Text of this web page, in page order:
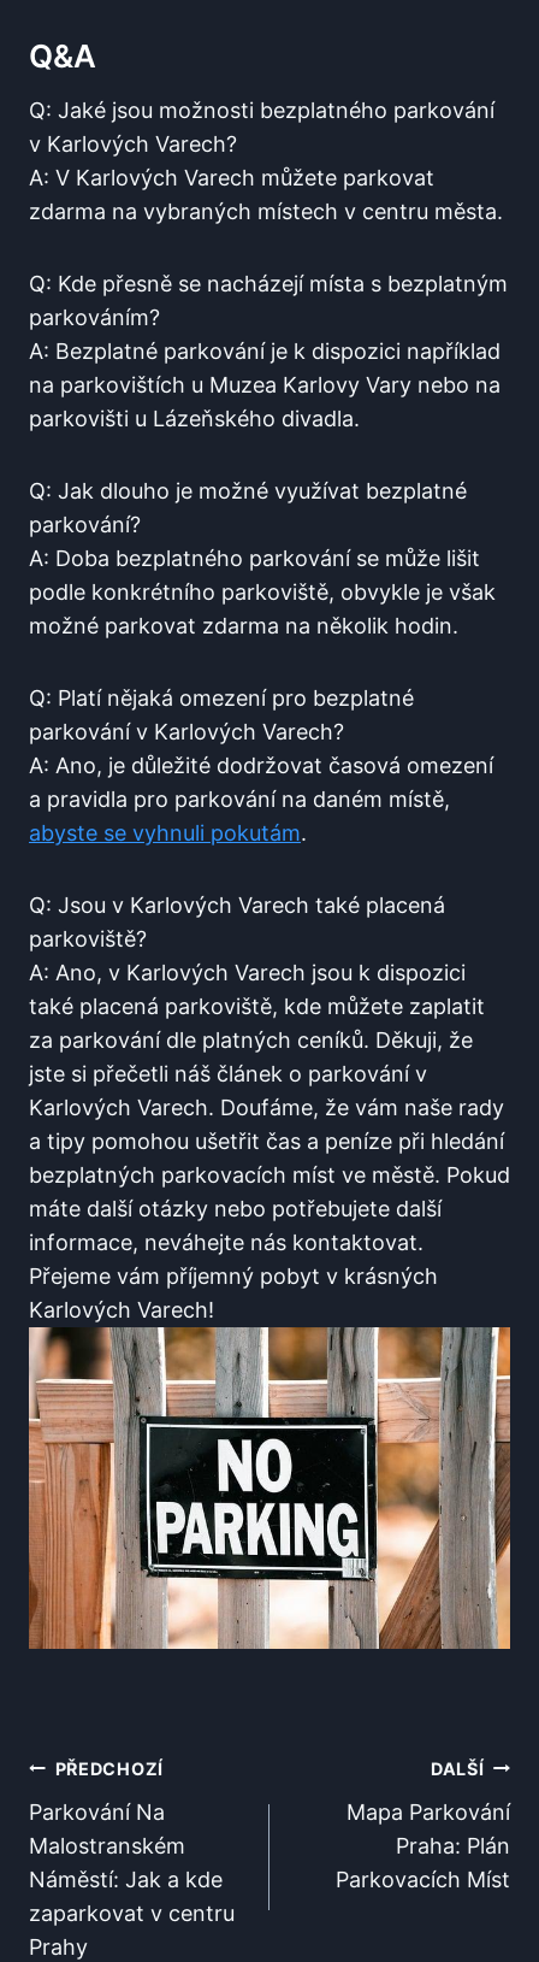
Q&A
Q: Jaké jsou možnosti bezplatného⁤ parkování⁢
v Karlových⁣ Varech?
A: V Karlových Varech můžete⁤ parkovat
zdarma na vybraných ⁤místech v centru města.
Q: Kde⁢ přesně se nacházejí místa s bezplatným
parkováním?
A:​ Bezplatné parkování je​ k dispozici například
na parkovištích u Muzea Karlovy‌ Vary nebo ​na
parkovišti u Lázeňského divadla.
Q: Jak dlouho⁢ je⁣ možné​ využívat bezplatné
parkování?
A: ⁤Doba bezplatného parkování⁤ se může ⁣lišit
podle ⁤konkrétního parkoviště, ‌obvykle je ⁤však
možné parkovat ​zdarma na několik hodin.
Q: Platí nějaká omezení pro bezplatné
parkování v Karlových Varech?
A: Ano, je důležité dodržovat⁤ časová omezení
⁤a⁢ pravidla pro ⁣parkování na daném místě,
abyste​ se ‌vyhnuli pokutám.
Q: Jsou⁤ v Karlových Varech​ také placená
parkoviště?
A: ‍Ano, ​v Karlových Varech jsou k dispozici
také placená parkoviště, kde můžete zaplatit
za parkování ‍dle platných ceníků. Děkuji,‍ že
jste si přečetli náš článek o ​parkování v
⁣Karlových​ Varech. Doufáme, že vám naše‍ rady
a tipy pomohou‍ ušetřit čas ‍a peníze‍ při hledání
bezplatných parkovacích‌ míst ve městě.⁤ Pokud‌
máte další otázky ‌nebo ⁣potřebujete další
informace, neváhejte nás ‌kontaktovat.
Přejeme vám příjemný ‌pobyt v krásných
Karlových Varech!
Navigace
Pro
Příspěvek
PŘEDCHOZÍ
Parkování Na
Malostranském
Náměstí: Jak a kde
zaparkovat v centru
Prahy
DALŠÍ
Mapa Parkování
Praha: Plán
Parkovacích Míst